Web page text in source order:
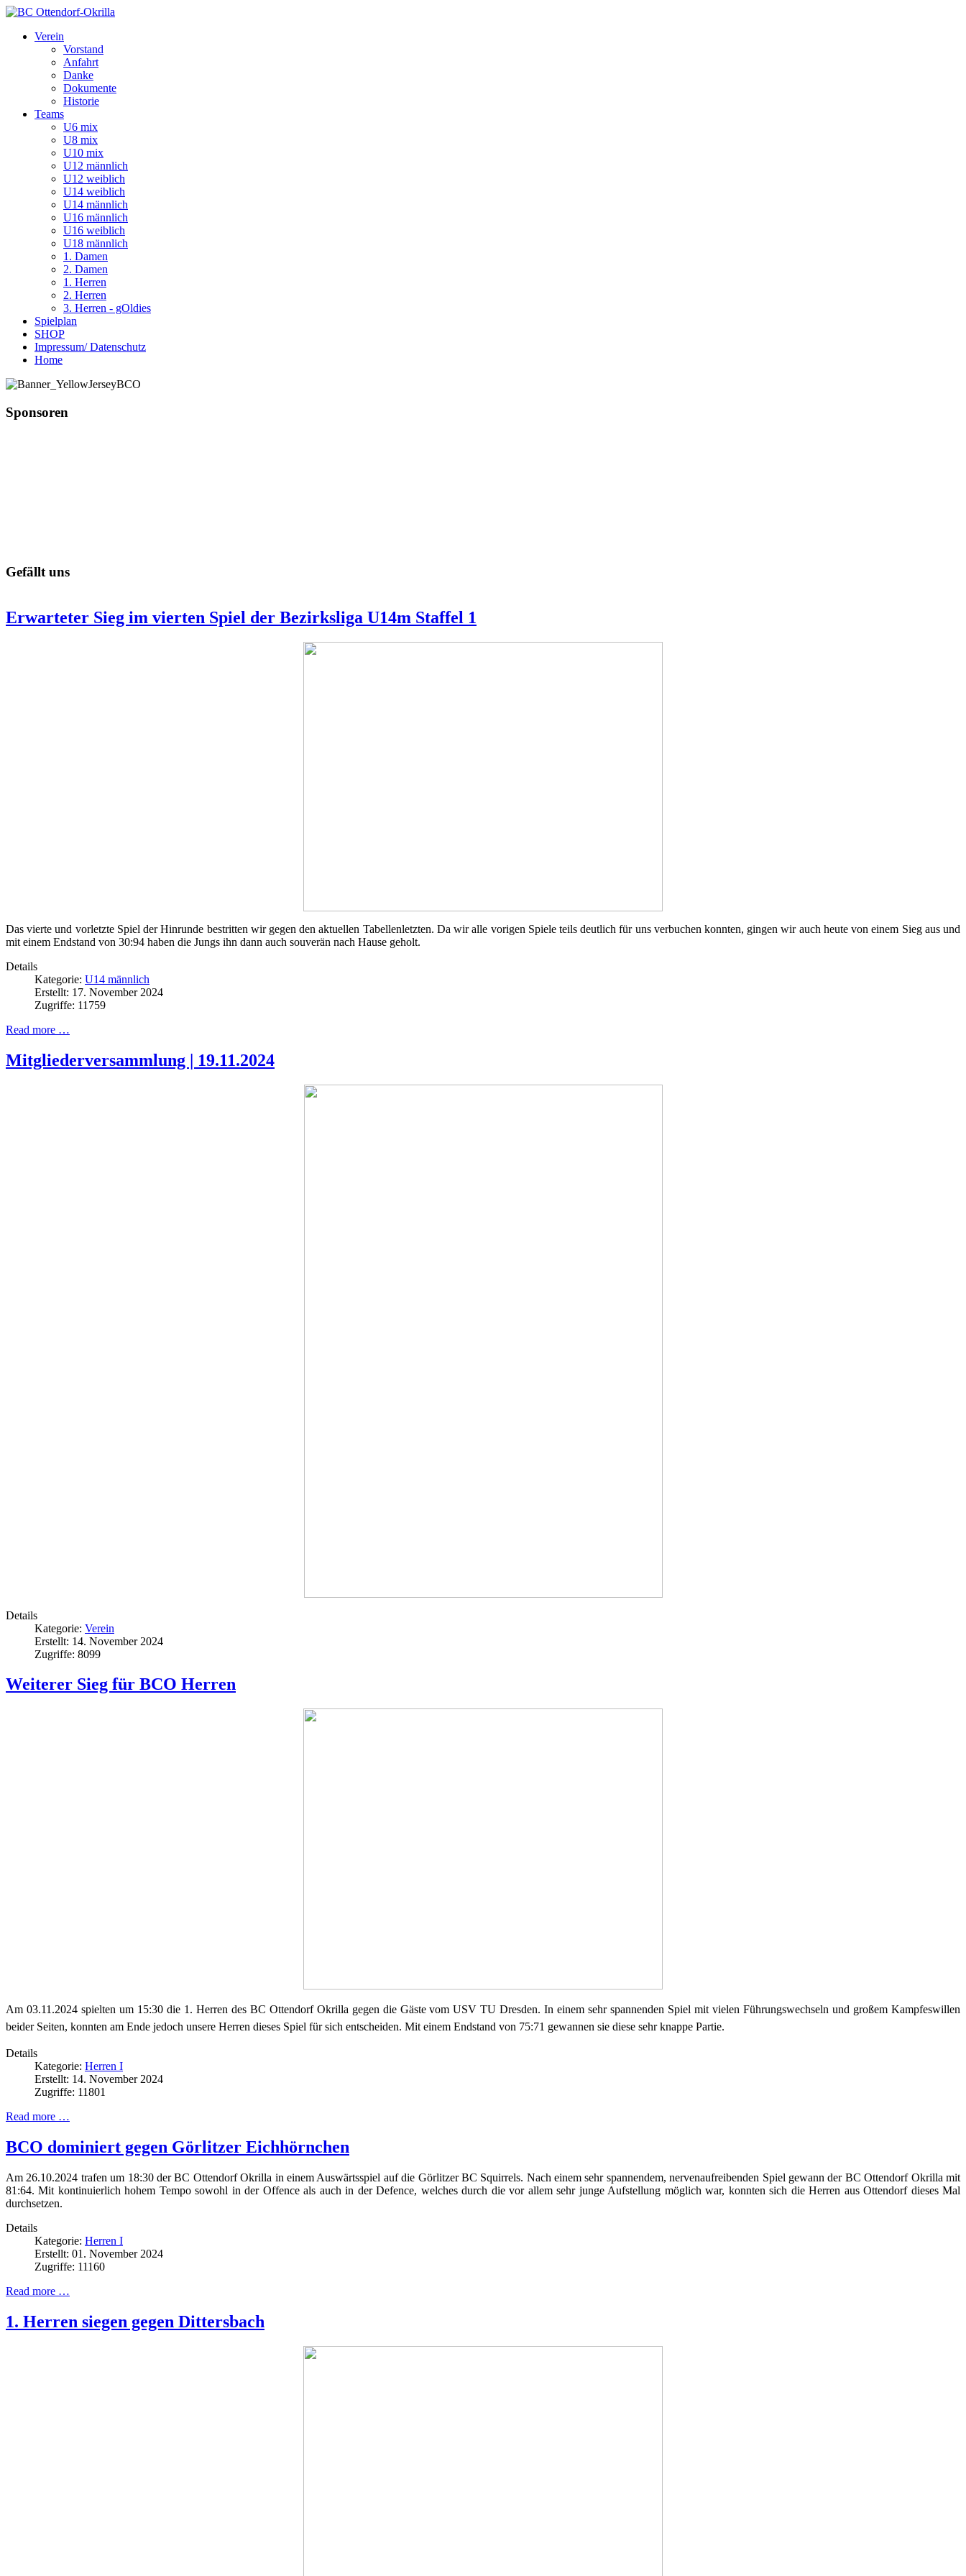
Verein
Vorstand
Anfahrt
Danke
Dokumente
Historie
Teams
U6 mix
U8 mix
U10 mix
U12 männlich
U12 weiblich
U14 weiblich
U14 männlich
U16 männlich
U16 weiblich
U18 männlich
1. Damen
2. Damen
1. Herren
2. Herren
3. Herren - gOldies
Spielplan
SHOP
Impressum/ Datenschutz
Home
Sponsoren
Gefällt uns
Erwarteter Sieg im vierten Spiel der Bezirksliga U14m Staffel 1
Das vierte und vorletzte Spiel der Hinrunde bestritten wir gegen den aktuellen Tabellenletzten. Da wir alle vorigen Spiele teils deutlich für uns verbuchen konnten, gingen wir auch heute von einem Sieg aus und
mit einem Endstand von 30:94 haben die Jungs ihn dann auch souverän nach Hause geholt.
Details
Kategorie: U14 männlich
Erstellt: 17. November 2024
Zugriffe: 11759
Read more …
Mitgliederversammlung | 19.11.2024
Details
Kategorie: Verein
Erstellt: 14. November 2024
Zugriffe: 8099
Weiterer Sieg für BCO Herren
Am 03.11.2024 spielten um 15:30 die 1. Herren des BC Ottendorf Okrilla gegen die Gäste vom USV TU Dresden. In einem sehr spannenden Spiel mit vielen Führungswechseln und großem Kampfeswillen
beider Seiten, konnten am Ende jedoch unsere Herren dieses Spiel für sich entscheiden. Mit einem Endstand von 75:71 gewannen sie diese sehr knappe Partie.
Details
Kategorie: Herren I
Erstellt: 14. November 2024
Zugriffe: 11801
Read more …
BCO dominiert gegen Görlitzer Eichhörnchen
Am 26.10.2024 trafen um 18:30 der BC Ottendorf Okrilla in einem Auswärtsspiel auf die Görlitzer BC Squirrels. Nach einem sehr spannendem, nervenaufreibenden Spiel gewann der BC Ottendorf Okrilla mit
81:64. Mit kontinuierlich hohem Tempo sowohl in der Offence als auch in der Defence, welches durch die vor allem sehr junge Aufstellung möglich war, konnten sich die Herren aus Ottendorf dieses Mal
durchsetzen.
Details
Kategorie: Herren I
Erstellt: 01. November 2024
Zugriffe: 11160
Read more …
1. Herren siegen gegen Dittersbach